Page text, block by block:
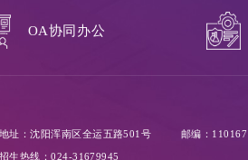
OA协同办公
地址：沈阳浑南区全运五路501号 邮编：110167
招生热线：024-31679945